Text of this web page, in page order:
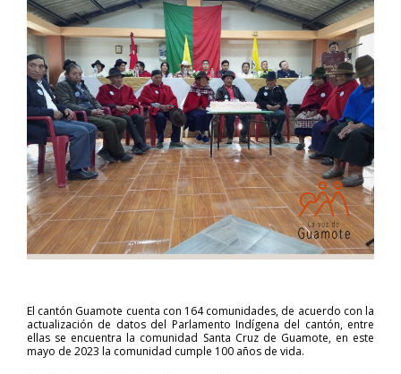
El cantón Guamote cuenta con 164 comunidades, de acuerdo con la
actualización de datos del Parlamento Indígena del cantón, entre
ellas se encuentra la comunidad Santa Cruz de Guamote, en este
mayo de 2023 la comunidad cumple 100 años de vida.